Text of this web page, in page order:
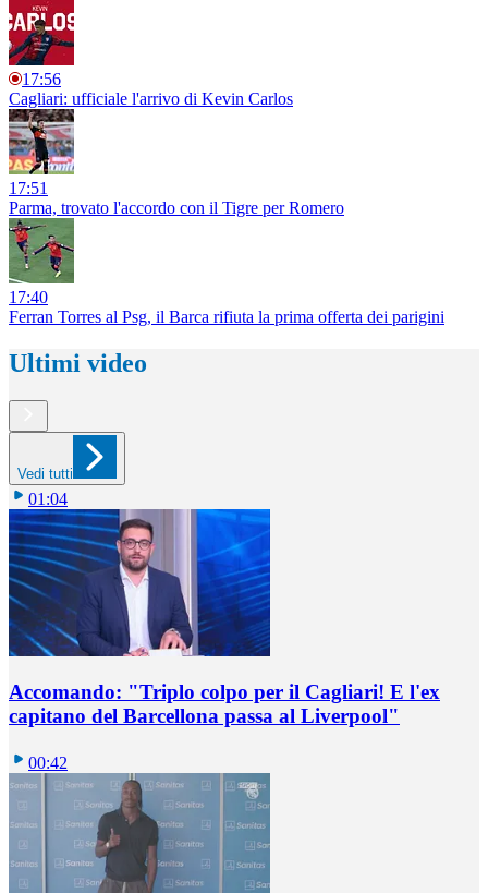
17:56
Cagliari: ufficiale l'arrivo di Kevin Carlos
17:51
Parma, trovato l'accordo con il Tigre per Romero
17:40
Ferran Torres al Psg, il Barca rifiuta la prima offerta dei parigini
Ultimi video
Vedi tutti
01:04
Accomando: "Triplo colpo per il Cagliari! E l'ex
capitano del Barcellona passa al Liverpool"
00:42